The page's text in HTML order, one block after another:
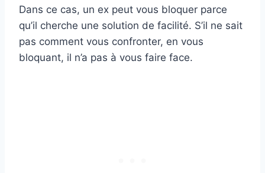
Dans ce cas, un ex peut vous bloquer parce
qu’il cherche une solution de facilité. S’il ne sait
pas comment vous confronter, en vous
bloquant, il n’a pas à vous faire face.